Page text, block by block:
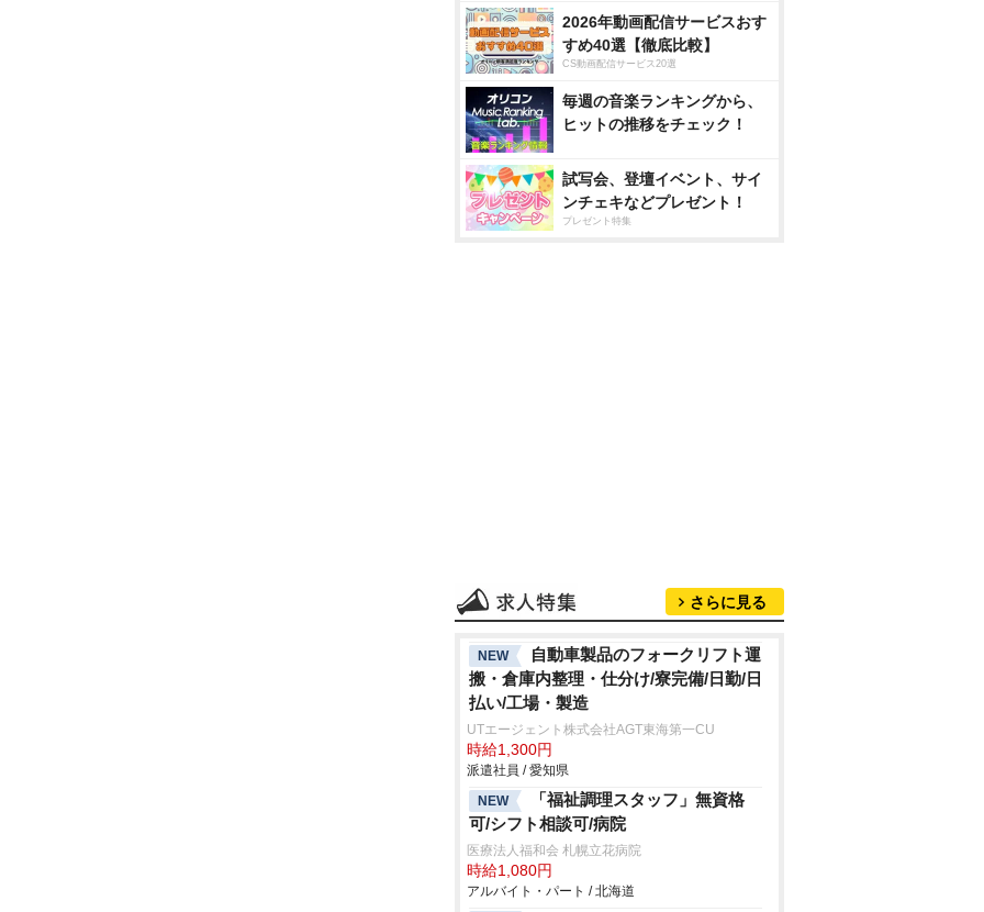
2026年動画配信サービスおす
すめ40選【徹底比較】
CS動画配信サービス20選
毎週の音楽ランキングから、
ヒットの推移をチェック！
試写会、登壇イベント、サイ
ンチェキなどプレゼント！
プレゼント特集
さらに見る
NEW
自動車製品のフォークリフト運
搬・倉庫内整理・仕分け/寮完備/日勤/日
払い/工場・製造
UTエージェント株式会社AGT東海第一CU
時給1,300円
派遣社員 / 愛知県
NEW
「福祉調理スタッフ」無資格
可/シフト相談可/病院
医療法人福和会 札幌立花病院
時給1,080円
アルバイト・パート / 北海道